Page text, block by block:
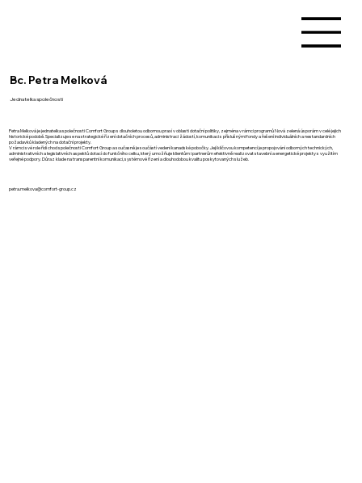
Bc. Petra Melková
Jednatelka společnosti
Petra Melková je jednatelka společnosti Comfort Group s dlouholetou odbornou praxí v oblasti dotační politiky, zejména v rámci programů Nová zelená úsporám v celé jejich
historické podobě. Specializuje se na strategické řízení dotačních procesů, administraci žádostí, komunikaci s příslušnými fondy a řešení individuálních a nestandardních
požadavků kladených na dotační projekty.
V rámci své role řídí chod společnosti Comfort Group a současně je součástí vedení kanadské pobočky. Její klíčovou kompetencí je propojování odborných technických,
administrativních a legislativních aspektů dotací do funkčního celku, který umožňuje klientům i partnerům efektivně realizovat stavební a energetické projekty s využitím
veřejné podpory. Důraz klade na transparentní komunikaci, systémové řízení a dlouhodobou kvalitu poskytovaných služeb.
petra.melkova@comfort-group.cz